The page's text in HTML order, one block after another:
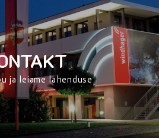
ja leiame lahenduse